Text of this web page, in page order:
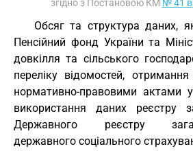
згідно з Постановою КМ № 41
Обсяг та структура даних,
Пенсійний фонд України та
довкілля та сільського
переліку відомостей,
нормативно-правовими актами
використання даних реєстру
Державного реєстру
державного соціального